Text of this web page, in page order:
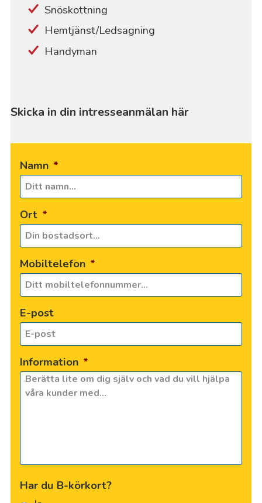
Snöskottning
Hemtjänst/Ledsagning
Handyman
Skicka in din intresseanmälan här
Namn *
Ort *
Mobiltelefon *
E-post
Information *
Har du B-körkort?